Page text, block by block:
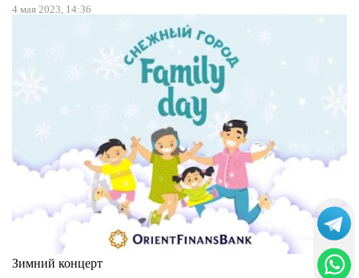
4 мая 2023, 14:36
Зимний концерт